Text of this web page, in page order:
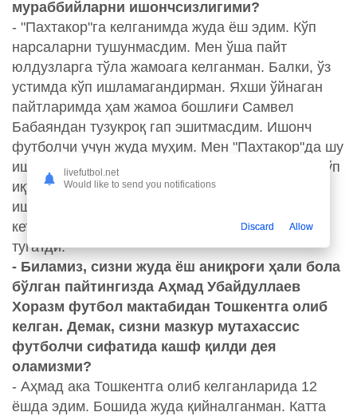
мураббийларни ишончсизлигими?
- "Пахтакор"га келганимда жуда ёш эдим. Кўп
нарсаларни тушунмасдим. Мен ўша пайт
юлдузларга тўла жамоага келганман. Балки, ўз
устимда кўп ишламагандирман. Яхши ўйнаган
пайтларимда ҳам жамоа бошлиғи Самвел
Бабаяндан тузукроқ гап эшитмасдим. Ишонч
футболчи учун жуда муҳим. Мен "Пахтакор"да шу
ишончни ҳис қилмаганман. Шу вақтгача жуда кўп
иқтидорли болларни кўрдим. Лекин, мураббий
ишонч билдирмагандан кейин футболдан
кетишди ёки паст савияда ўйнаб фаолиятини
тугатди.
- Биламиз, сизни жуда ёш аниқроғи ҳали бола
бўлган пайтингизда Аҳмад Убайдуллаев
Хоразм футбол мактабидан Тошкентга олиб
келган. Демак, сизни мазкур мутахассис
футболчи сифатида кашф қилди дея
оламизми?
- Аҳмад ака Тошкентга олиб келганларида 12
ёшда эдим. Бошида жуда қийналганман. Катта
livefutbol.net
Would like to send you notifications
Discard Allow